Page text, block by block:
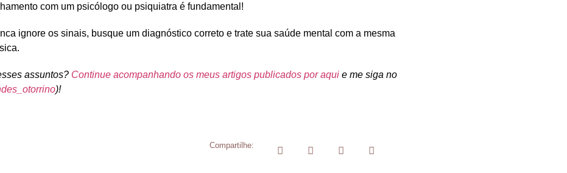
com um psicólogo ou psiquiatra é fundamental!
ignore os sinais, busque um diagnóstico correto e trate sua saúde mental com a mesma
assuntos? Continue acompanhando os meus artigos publicados por aquie me siga no
)!
Compartilhe: